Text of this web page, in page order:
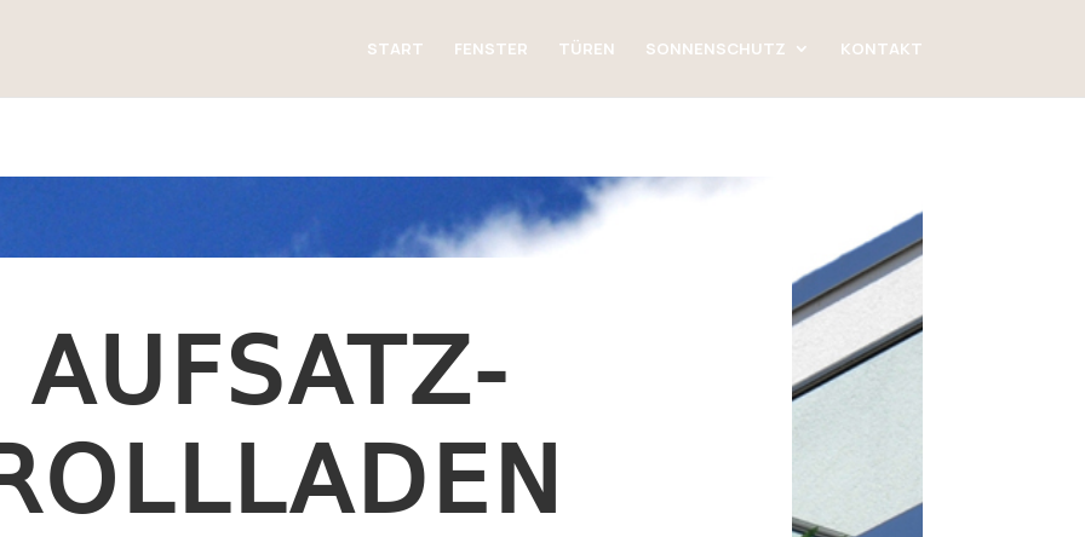
START FENSTER TÜREN SONNENSCHUTZ KONTAKT
AUFSATZ-